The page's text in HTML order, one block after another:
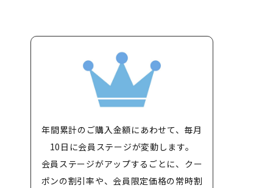
年間累計のご購入金額にあわせて、毎月
10日に会員ステージが変動します。
会員ステージがアップするごとに、クー
ポンの割引率や、会員限定価格の常時割